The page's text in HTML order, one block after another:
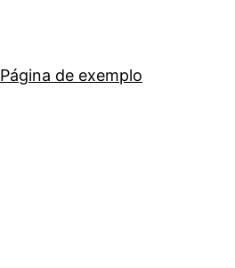
Página de exemplo